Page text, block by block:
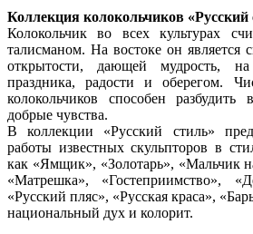
Коллекция колокольчиков «Русский
Колокольчик во всех культурах
талисманом. На востоке он является
открытости, дающей мудрость,
праздника, радости и оберегом.
колокольчиков способен
добрые чувства.
В коллекции «Русский стиль»
работы известных скульпторов в
как «Ямщик», «Золотарь», «Мальчик
«Матрешка», «Гостеприимство»,
«Русский пляс», «Русская краса»,
национальный дух и колорит.